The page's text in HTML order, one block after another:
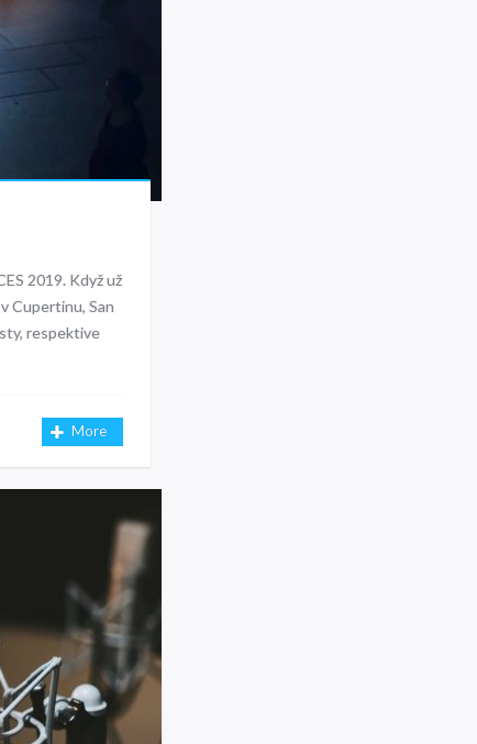
2019. Když už
Cupertinu, San
respektive
More